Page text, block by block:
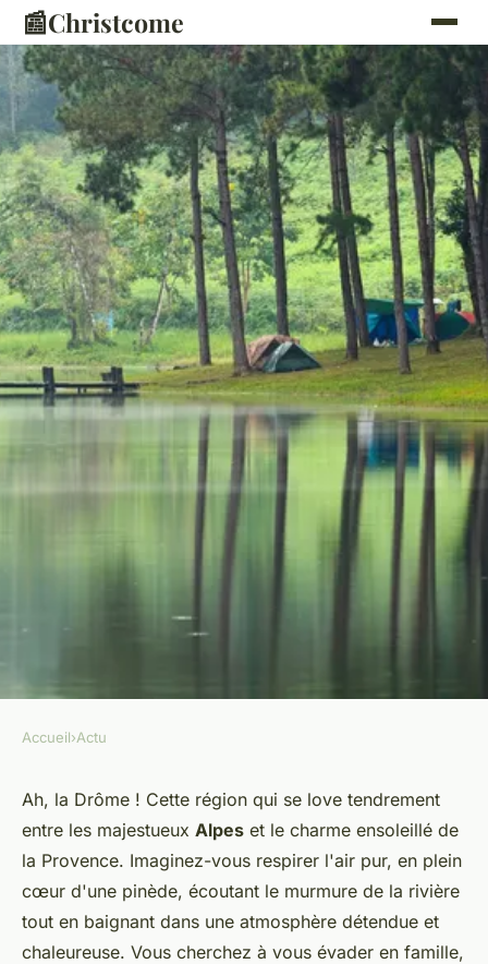
📰Christcome
Passez des séjours
mémorables en camping
Drôme
admin•4 janvier 2024•2 min de lecture
Accueil›Actu
Ah, la Drôme ! Cette région qui se love tendrement
entre les majestueux Alpes et le charme ensoleillé de
la Provence. Imaginez-vous respirer l'air pur, en plein
cœur d'une pinède, écoutant le murmure de la rivière
tout en baignant dans une atmosphère détendue et
chaleureuse. Vous cherchez à vous évader en famille,